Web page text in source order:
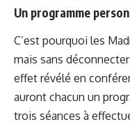
Un programme
C’est pourquoi les
mais sans
effet révélé en
auront chacun un
trois séances à